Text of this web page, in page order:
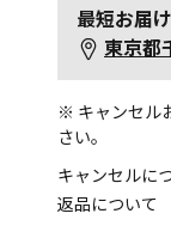
最短お届
東京都
※ キャンセル
さい。
キャンセルに
返品について